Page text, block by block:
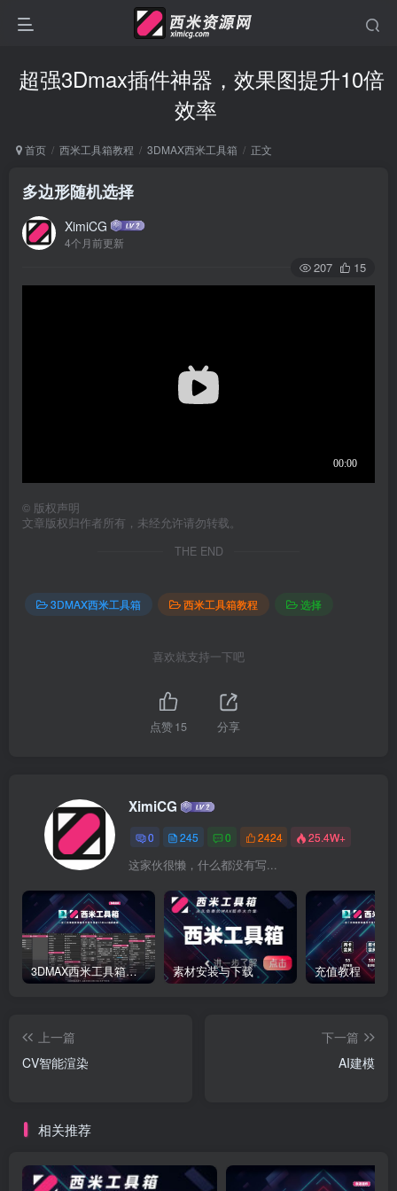
超强3Dmax插件神器，效果图提升10倍
效率
首页 西米工具箱教程 3DMAX西米工具箱 正文
多边形随机选择
XimiCG
4个月前更新
207 15
© 版权声明
文章版权归作者所有，未经允许请勿转载。
THE END
3DMAX西米工具箱 西米工具箱教程 选择
喜欢就支持一下吧
点赞15 分享
XimiCG
0 245 0 2424 25.4W+
这家伙很懒，什么都没有写...
3DMAX西米工具箱下载 素材安装与下载 充值教程
上一篇
CV智能渲染
下一篇
AI建模
相关推荐